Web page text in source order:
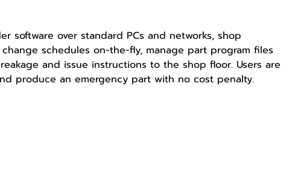
software over standard PCs and networks, shop
schedules on-the-fly, manage part program files
and issue instructions to the shop floor. Users are
produce an emergency part with no cost penalty.